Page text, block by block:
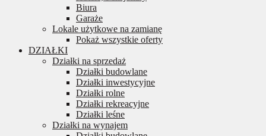
Biura
Garaże
Lokale użytkowe na zamianę
Pokaż wszystkie oferty
DZIAŁKI
Działki na sprzedaż
Działki budowlane
Działki inwestycyjne
Działki rolne
Działki rekreacyjne
Działki leśne
Działki na wynajem